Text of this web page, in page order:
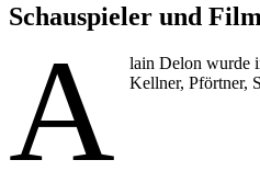
Schauspieler und
A
lain Delon wurde
Kellner, Pförtner,